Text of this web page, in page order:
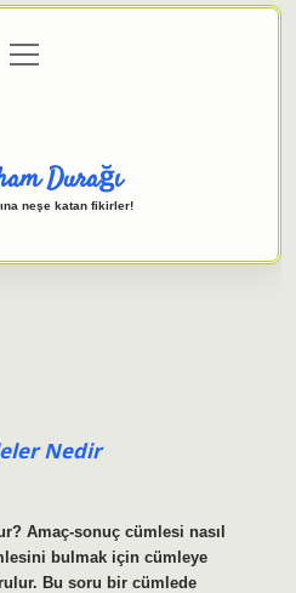
Politikası
menüyü
aç
Durağı
neşe katan fikirler!
Nedir
Amaç-sonuç cümlesi nasıl
bulmak için cümleye
Bu soru bir cümlede